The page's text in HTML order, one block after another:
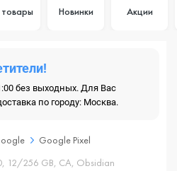
Новинки Акции
без выходных. Для Вас
по городу: Москва.
Google Pixel
12/256 GB, CA, Obsidian